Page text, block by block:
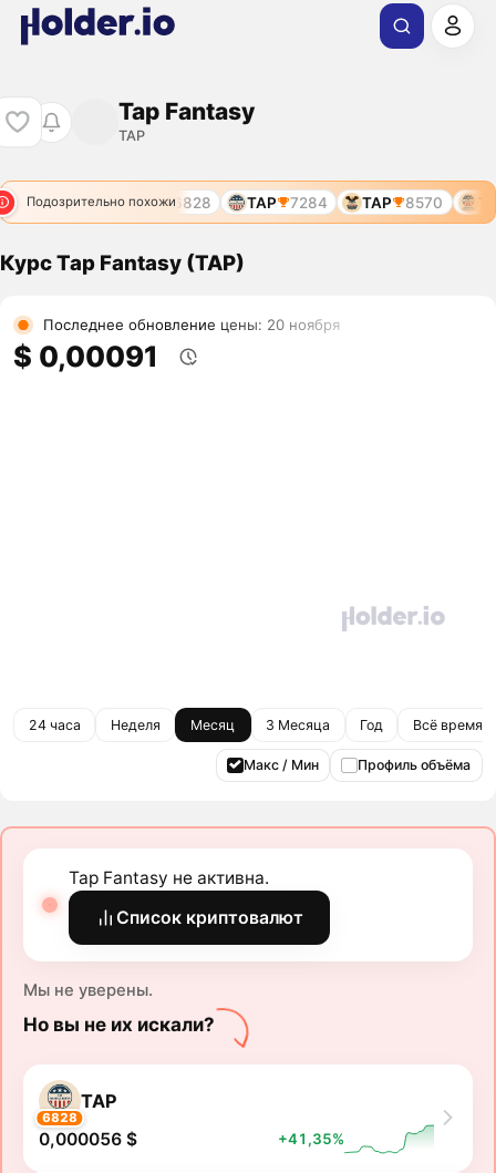
Tap Fantasy
TAP
Подозрительно похожи
TAP 6828 TAP 7284 TAP 8570
Курс Tap Fantasy (TAP)
Последнее обновление цены: 20 ноября
$ 0,00091
24 часа Неделя Месяц 3 Месяца Год Всё время
Макс / Мин Профиль объёма
Tap Fantasy не активна.
Список криптовалют
Мы не уверены.
Но вы не их искали?
6828
TAP
0,000056 $ +41,35%